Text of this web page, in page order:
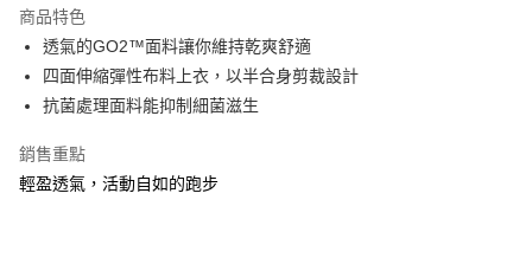
運送方式
宅配
每筆NT$100，滿NT$3,500(含以上)免運費
商品特色
透氣的GO2™面料讓你維持乾爽舒適
四面伸縮彈性布料上衣，以半合身剪裁設計
抗菌處理面料能抑制細菌滋生
銷售重點
輕盈透氣，活動自如的跑步